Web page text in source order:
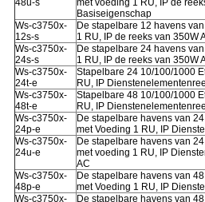
48u-s
met voeding 1 RU, IP de
Basiseigenschap
Ws-c3750x-
12s-s
De stapelbare 12 havens
1 RU, IP de reeks van 350W
Ws-c3750x-
24s-s
De stapelbare 24 havens
1 RU, IP de reeks van 350W
Ws-c3750x-
24t-e
Stapelbare 24 10/100/1000
RU, IP
Ws-c3750x-
48t-e
Stapelbare 48 10/100/1000
RU, IP
Ws-c3750x-
24p-e
De stapelbare havens van
met Voeding 1 RU, IP
Ws-c3750x-
24u-e
De stapelbare havens van
met voeding 1 RU, IP
AC
Ws-c3750x-
48p-e
De stapelbare havens van
met Voeding 1 RU, IP
Ws-c3750x-
De stapelbare havens van